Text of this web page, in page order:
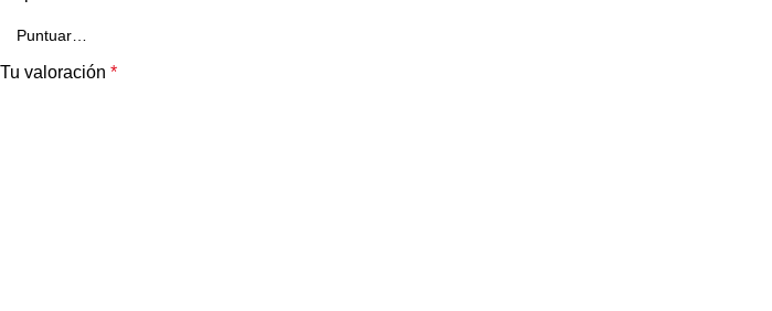
Tu valoración *